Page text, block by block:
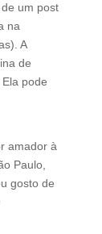
um post
na
A
de
pode
amador à
Paulo,
gosto de